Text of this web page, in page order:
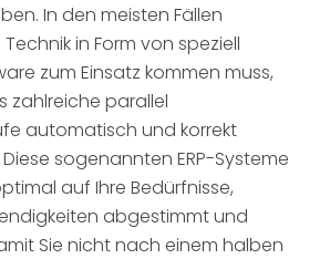
In den meisten Fällen
in Form von speziell
zum Einsatz kommen muss,
zahlreiche parallel
automatisch und korrekt
sogenannten ERP-Systeme
auf Ihre Bedürfnisse,
abgestimmt und
Sie nicht nach einem halben